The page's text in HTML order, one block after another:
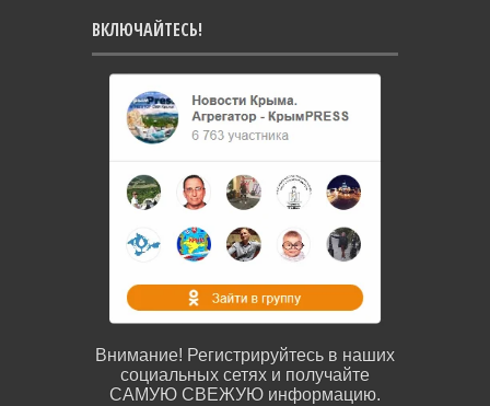
ВКЛЮЧАЙТЕСЬ!
Внимание! Регистрируйтесь в наших
социальных сетях и получайте
САМУЮ СВЕЖУЮ информацию.